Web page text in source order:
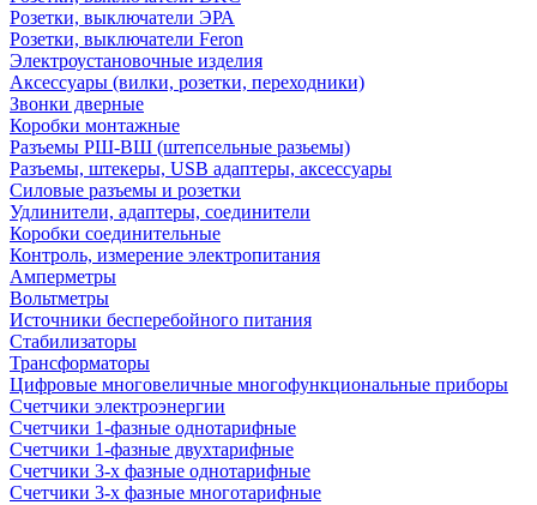
Розетки, выключатели ЭРА
Розетки, выключатели Feron
Электроустановочные изделия
Аксессуары (вилки, розетки, переходники)
Звонки дверные
Коробки монтажные
Разъемы РШ-ВШ (штепсельные разьемы)
Разъемы, штекеры, USB адаптеры, аксессуары
Силовые разъемы и розетки
Удлинители, адаптеры, соединители
Коробки соединительные
Контроль, измерение электропитания
Амперметры
Вольтметры
Источники бесперебойного питания
Стабилизаторы
Трансформаторы
Цифровые многовеличные многофункциональные приборы
Счетчики электроэнергии
Счетчики 1-фазные однотарифные
Счетчики 1-фазные двухтарифные
Счетчики 3-х фазные однотарифные
Счетчики 3-х фазные многотарифные